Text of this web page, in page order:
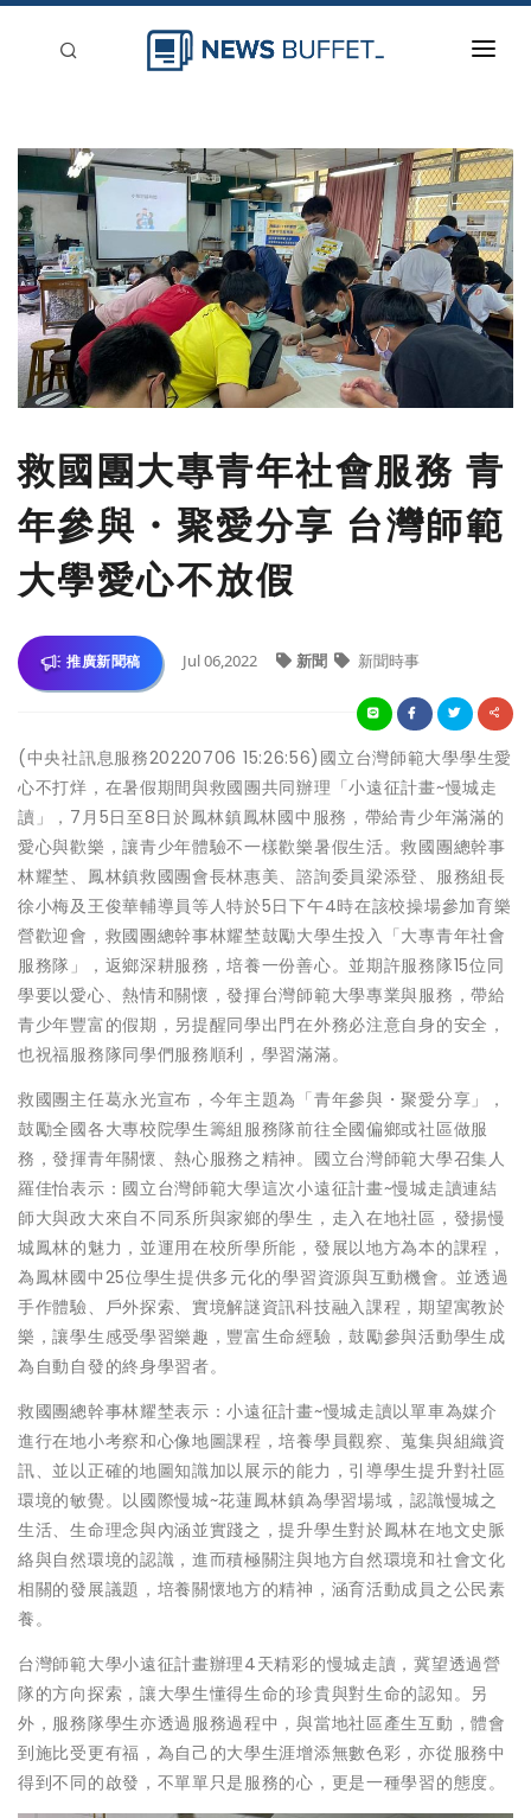
新聞稿分類
登入
刊登
救國團大專青年社會服務 青
年參與・聚愛分享 台灣師範
大學愛心不放假
推廣新聞稿 Jul 06,2022 新聞 新聞時事
(中央社訊息服務20220706 15:26:56)國立台灣師範大學學生愛
心不打烊，在暑假期間與救國團共同辦理「小遠征計畫~慢城走
讀」，7月5日至8日於鳳林鎮鳳林國中服務，帶給青少年滿滿的
愛心與歡樂，讓青少年體驗不一樣歡樂暑假生活。救國團總幹事
林耀埜、鳳林鎮救國團會長林惠美、諮詢委員梁添登、服務組長
徐小梅及王俊華輔導員等人特於5日下午4時在該校操場參加育樂
營歡迎會，救國團總幹事林耀埜鼓勵大學生投入「大專青年社會
服務隊」，返鄉深耕服務，培養一份善心。並期許服務隊15位同
學要以愛心、熱情和關懷，發揮台灣師範大學專業與服務，帶給
青少年豐富的假期，另提醒同學出門在外務必注意自身的安全，
也祝福服務隊同學們服務順利，學習滿滿。
救國團主任葛永光宣布，今年主題為「青年參與・聚愛分享」，
鼓勵全國各大專校院學生籌組服務隊前往全國偏鄉或社區做服
務，發揮青年關懷、熱心服務之精神。國立台灣師範大學召集人
羅佳怡表示：國立台灣師範大學這次小遠征計畫~慢城走讀連結
師大與政大來自不同系所與家鄉的學生，走入在地社區，發揚慢
城鳳林的魅力，並運用在校所學所能，發展以地方為本的課程，
為鳳林國中25位學生提供多元化的學習資源與互動機會。並透過
手作體驗、戶外探索、實境解謎資訊科技融入課程，期望寓教於
樂，讓學生感受學習樂趣，豐富生命經驗，鼓勵參與活動學生成
為自動自發的終身學習者。
救國團總幹事林耀埜表示：小遠征計畫~慢城走讀以單車為媒介
進行在地小考察和心像地圖課程，培養學員觀察、蒐集與組織資
訊、並以正確的地圖知識加以展示的能力，引導學生提升對社區
環境的敏覺。以國際慢城~花蓮鳳林鎮為學習場域，認識慢城之
生活、生命理念與內涵並實踐之，提升學生對於鳳林在地文史脈
絡與自然環境的認識，進而積極關注與地方自然環境和社會文化
相關的發展議題，培養關懷地方的精神，涵育活動成員之公民素
養。
台灣師範大學小遠征計畫辦理4天精彩的慢城走讀，冀望透過營
隊的方向探索，讓大學生懂得生命的珍貴與對生命的認知。另
外，服務隊學生亦透過服務過程中，與當地社區產生互動，體會
到施比受更有福，為自己的大學生涯增添無數色彩，亦從服務中
得到不同的啟發，不單單只是服務的心，更是一種學習的態度。